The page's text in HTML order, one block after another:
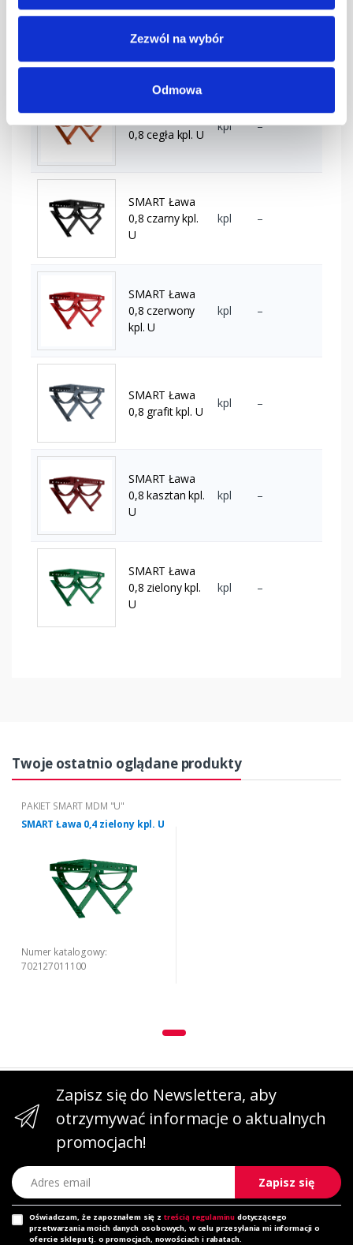
Zezwól na wybór
Odmowa
SMART Ława
0,8 c.brąz kpl.
kpl
SMART Ława
0,8 cegła kpl. U
kpl –
SMART Ława
0,8 czarny kpl.
U
kpl –
SMART Ława
0,8 czerwony
kpl. U
kpl –
SMART Ława
0,8 grafit kpl. U
kpl –
SMART Ława
0,8 kasztan kpl.
U
kpl –
SMART Ława
0,8 zielony kpl.
U
kpl –
Twoje ostatnio oglądane produkty
PAKIET SMART MDM "U"
SMART Ława 0,4 zielony kpl. U
Numer katalogowy:
702127011100
Zapisz się do Newslettera, aby
otrzymywać informacje o aktualnych
promocjach!
Adres email
Zapisz się
Oświadczam, że zapoznałem się z treścią regulaminu dotyczącego
przetwarzania moich danych osobowych, w celu przesyłania mi informacji o
ofercie sklepu tj. o promocjach, nowościach i rabatach.